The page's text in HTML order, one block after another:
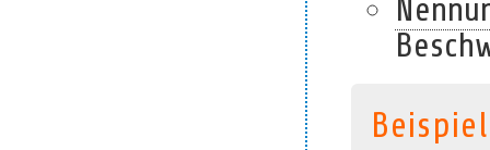
Beispiel